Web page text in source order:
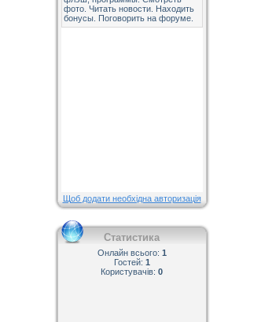
Щоб додати необхідна авторизація
Статистика
Онлайн всього: 1
Гостей: 1
Користувачів: 0